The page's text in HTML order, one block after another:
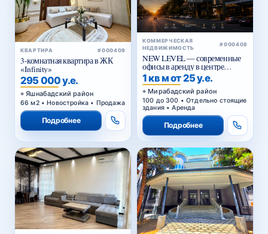
КВАРТИРА #000409
3-комнатная квартира в ЖК
«Infinity»
295 000 у.е.
Яшнабадский район
66 м2 • Новостройка • Продажа
Подробнее
КОММЕРЧЕСКАЯ
НЕДВИЖИМОСТЬ
#000408
NEW LEVEL — современные
офисы в аренду в центре
Ташкента от 25 уе за м²
1 кв м от 25 у.е.
Мирабадский район
100 до 300 • Отдельно стоящие
здания • Аренда
Подробнее